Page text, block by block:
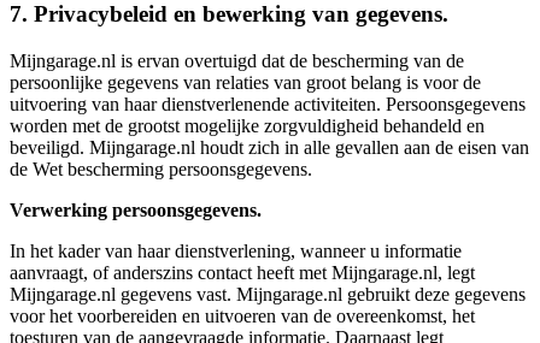
7. Privacybeleid en bewerking van gegevens.
Mijngarage.nl is ervan overtuigd dat de bescherming van de
persoonlijke gegevens van relaties van groot belang is voor de
uitvoering van haar dienstverlenende activiteiten. Persoonsgegevens
worden met de grootst mogelijke zorgvuldigheid behandeld en
beveiligd. Mijngarage.nl houdt zich in alle gevallen aan de eisen van
de Wet bescherming persoonsgegevens.
Verwerking persoonsgegevens.
In het kader van haar dienstverlening, wanneer u informatie
aanvraagt, of anderszins contact heeft met Mijngarage.nl, legt
Mijngarage.nl gegevens vast. Mijngarage.nl gebruikt deze gegevens
voor het voorbereiden en uitvoeren van de overeenkomst, het
toesturen van de aangevraagde informatie. Daarnaast legt